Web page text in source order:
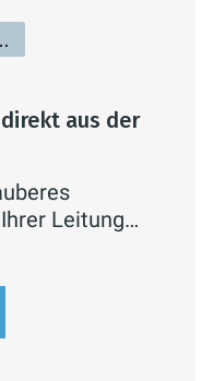
aus der
Leitung
ein effizientes
das
garantiert.